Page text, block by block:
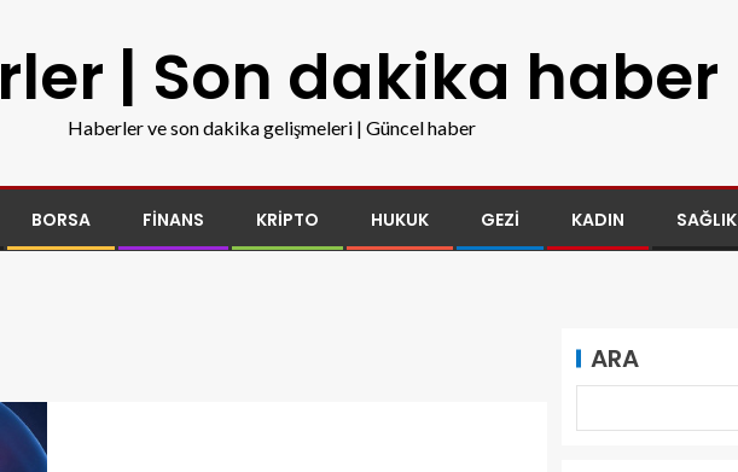
| Son dakika haber
Haberler ve son dakika gelişmeleri | Güncel haber
BORSA FINANS KRIPTO HUKUK GEZI KADIN SAĞLIK
ARA